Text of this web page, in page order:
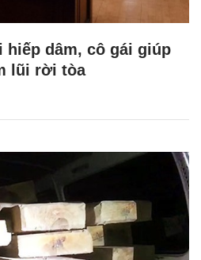
hiếp dâm, cô gái giúp
lũi rời tòa